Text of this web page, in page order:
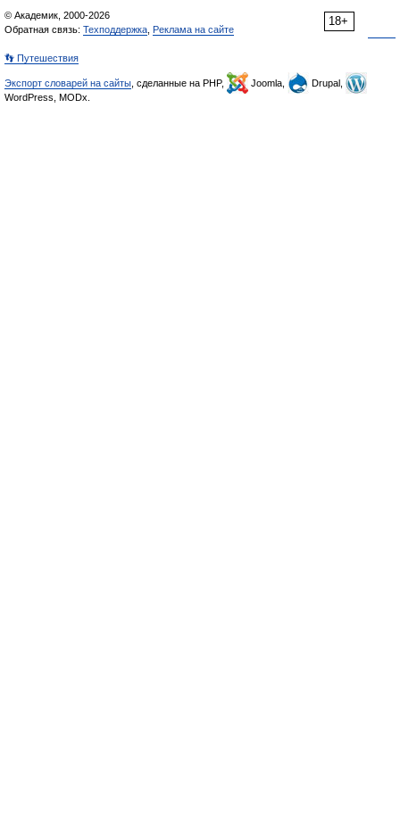
18+
© Академик, 2000-2026
Обратная связь: Техподдержка Реклама на сайте
👣 Путешествия
Экспорт словарей на сайты , сделанные на PHP, Joomla,
Drupal,
WordPress, MODx.